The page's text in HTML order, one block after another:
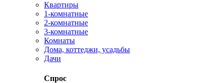
Квартиры
1-комнатные
2-комнатные
3-комнатные
Комнаты
Дома, коттеджи, усадьбы
Дачи
Спрос